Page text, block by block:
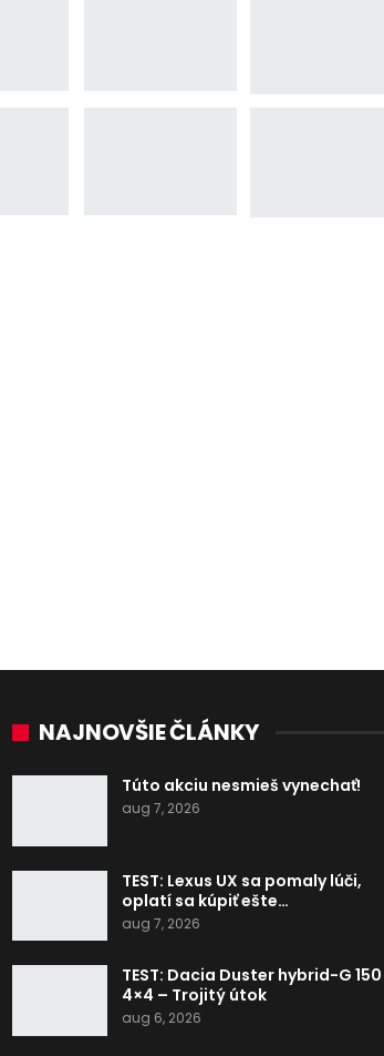
NAJNOVŠIE ČLÁNKY
Túto akciu nesmieš vynechať!
aug 7, 2026
TEST: Lexus UX sa pomaly lúči,
oplatí sa kúpiť ešte…
aug 7, 2026
TEST: Dacia Duster hybrid-G 150
4×4 – Trojitý útok
aug 6, 2026